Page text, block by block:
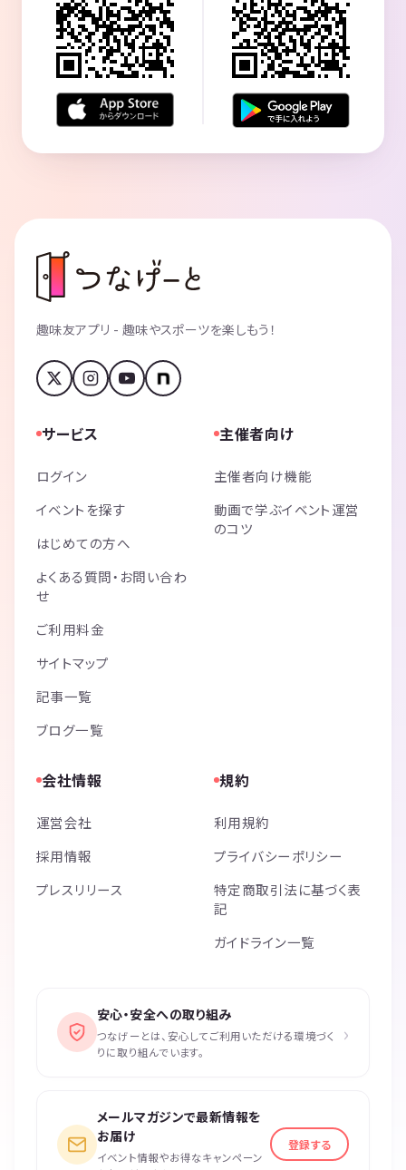
趣味友アプリ - 趣味やスポーツを楽しもう！
サービス
ログイン
イベントを探す
はじめての方へ
よくある質問・お問い合わ
せ
ご利用料金
サイトマップ
記事一覧
ブログ一覧
主催者向け
主催者向け機能
動画で学ぶイベント運営
のコツ
会社情報
運営会社
採用情報
プレスリリース
規約
利用規約
プライバシーポリシー
特定商取引法に基づく表
記
ガイドライン一覧
安心・安全への取り組み
つなげーとは、安心してご利用いただける環境づく
りに取り組んでいます。
›
メールマガジンで最新情報を
お届け
イベント情報やお得なキャンペーン
登録する